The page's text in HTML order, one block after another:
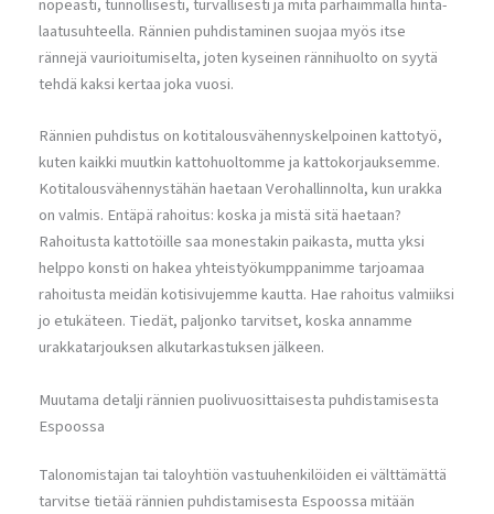
nopeasti, tunnollisesti, turvallisesti ja mitä parhaimmalla hinta-
laatusuhteella. Rännien puhdistaminen suojaa myös itse
rännejä vaurioitumiselta, joten kyseinen rännihuolto on syytä
tehdä kaksi kertaa joka vuosi.
Rännien puhdistus on kotitalousvähennyskelpoinen kattotyö,
kuten kaikki muutkin kattohuoltomme ja kattokorjauksemme.
Kotitalousvähennystähän haetaan Verohallinnolta, kun urakka
on valmis. Entäpä rahoitus: koska ja mistä sitä haetaan?
Rahoitusta kattotöille saa monestakin paikasta, mutta yksi
helppo konsti on hakea yhteistyökumppanimme tarjoamaa
rahoitusta meidän kotisivujemme kautta. Hae rahoitus valmiiksi
jo etukäteen. Tiedät, paljonko tarvitset, koska annamme
urakkatarjouksen alkutarkastuksen jälkeen.
Muutama detalji rännien puolivuosittaisesta puhdistamisesta
Espoossa
Talonomistajan tai taloyhtiön vastuuhenkilöiden ei välttämättä
tarvitse tietää rännien puhdistamisesta Espoossa mitään